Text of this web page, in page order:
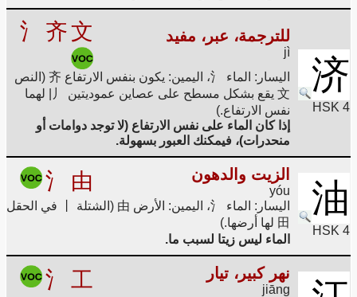
济
HSK 4
للترجمة، عبر، مفيد
jì
氵 齐文
اليسار: الماء 氵، اليمين: يكون بنفس الارتفاع 齐 (النص
文 يقع بشكل مسطح على عصاين عموديتين 丿| لهما
نفس الارتفاع.)
إذا كان الماء على نفس الارتفاع (لا توجد دوامات أو
منحدرات)، فيمكنك العبور بسهولة.
油
HSK 4
الزيت والدهون
yóu
氵 由
اليسار: الماء 氵، اليمين: الأرض 由 (الشتلة 丨 في الحقل
田 لها أرضها.)
الماء ليس زيتا لسبب ما.
نهر كبير، تيار
jiāng
氵 工